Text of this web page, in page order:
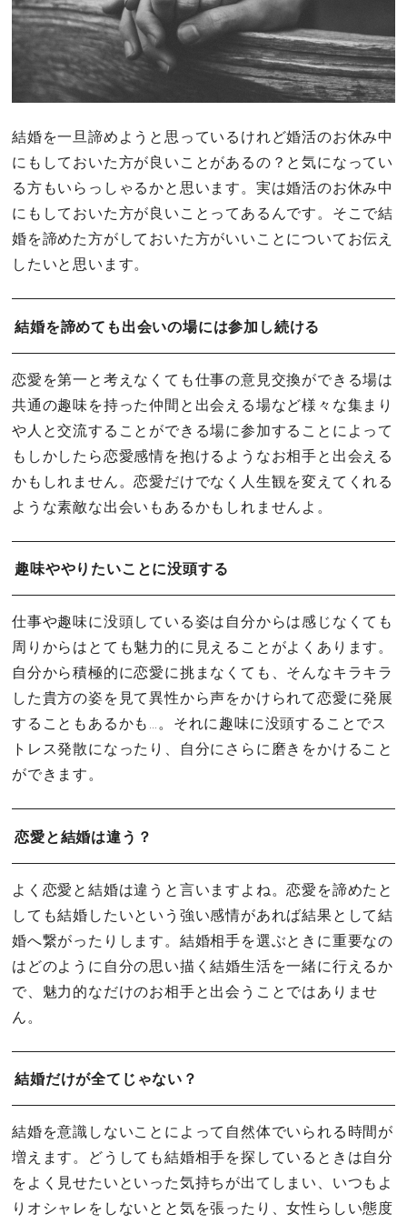
結婚を一旦諦めようと思っているけれど婚活のお休み中
にもしておいた方が良いことがあるの？と気になってい
る方もいらっしゃるかと思います。実は婚活のお休み中
にもしておいた方が良いことってあるんです。そこで結
婚を諦めた方がしておいた方がいいことについてお伝え
したいと思います。
結婚を諦めても出会いの場には参加し続ける
恋愛を第一と考えなくても仕事の意見交換ができる場は
共通の趣味を持った仲間と出会える場など様々な集まり
や人と交流することができる場に参加することによって
もしかしたら恋愛感情を抱けるようなお相手と出会える
かもしれません。恋愛だけでなく人生観を変えてくれる
ような素敵な出会いもあるかもしれませんよ。
趣味ややりたいことに没頭する
仕事や趣味に没頭している姿は自分からは感じなくても
周りからはとても魅力的に見えることがよくあります。
自分から積極的に恋愛に挑まなくても、そんなキラキラ
した貴方の姿を見て異性から声をかけられて恋愛に発展
することもあるかも…。それに趣味に没頭することでス
トレス発散になったり、自分にさらに磨きをかけること
ができます。
恋愛と結婚は違う？
よく恋愛と結婚は違うと言いますよね。恋愛を諦めたと
しても結婚したいという強い感情があれば結果として結
婚へ繋がったりします。結婚相手を選ぶときに重要なの
はどのように自分の思い描く結婚生活を一緒に行えるか
で、魅力的なだけのお相手と出会うことではありませ
ん。
結婚だけが全てじゃない？
結婚を意識しないことによって自然体でいられる時間が
増えます。どうしても結婚相手を探しているときは自分
をよく見せたいといった気持ちが出てしまい、いつもよ
りオシャレをしないとと気を張ったり、女性らしい態度